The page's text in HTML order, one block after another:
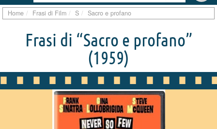
Home Frasi di Film S Sacro e profano
Frasi di “Sacro e profano”
(1959)